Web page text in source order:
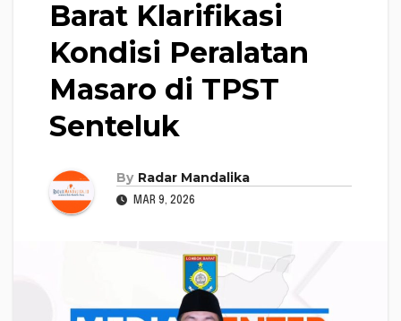
Barat Klarifikasi
Kondisi Peralatan
Masaro di TPST
Senteluk
By Radar Mandalika
MAR 9, 2026